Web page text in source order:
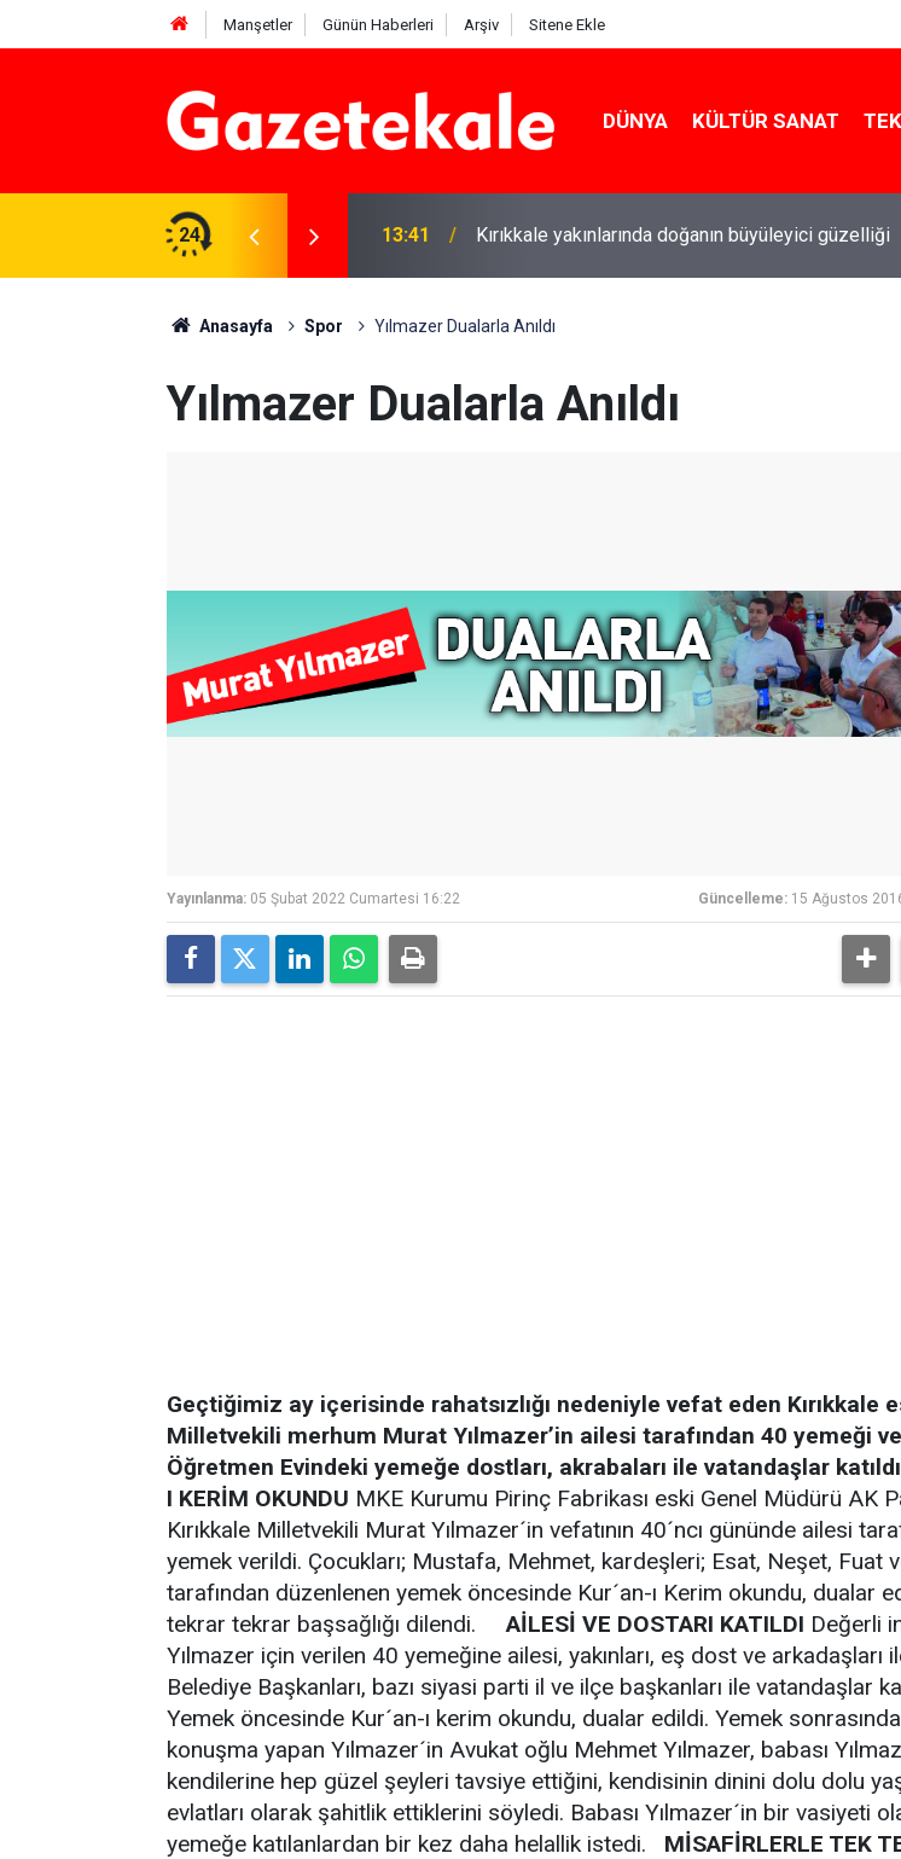
Manşetler Günün Haberleri Arşiv Sitene Ekle
DÜNYA KÜLTÜR SANAT
24
Çavdar başkan seçildi 13:41 Kırıkkale yakınlarında doğanın büyüleyici güzelliği
Anasayfa Spor Yılmazer Dualarla Anıldı
Yılmazer Dualarla Anıldı
Yayınlanma: 05 Şubat 2022 Cumartesi 16:22 Güncelleme: 15 Ağustos
Geçtiğimiz ay içerisinde rahatsızlığı nedeniyle vefat eden Kırıkkale
Milletvekili merhum Murat Yılmazer’in ailesi tarafından 40 yemeği
Öğretmen Evindeki yemeğe dostları, akrabaları ile vatandaşlar katıldı
I KERİM OKUNDU MKE Kurumu Pirinç Fabrikası eski Genel Müdürü AK
Kırıkkale Milletvekili Murat Yılmazer´in vefatının 40´ncı gününde ailesi
yemek verildi. Çocukları; Mustafa, Mehmet, kardeşleri; Esat, Neşet, Fuat
tarafından düzenlenen yemek öncesinde Kur´an-ı Kerim okundu, dualar
tekrar tekrar başsağlığı dilendi.AİLESİ VE DOSTARI KATILDI Değerli
Yılmazer için verilen 40 yemeğine ailesi, yakınları, eş dost ve arkadaşları
Belediye Başkanları, bazı siyasi parti il ve ilçe başkanları ile vatandaşlar
Yemek öncesinde Kur´an-ı kerim okundu, dualar edildi. Yemek
konuşma yapan Yılmazer´in Avukat oğlu Mehmet Yılmazer, babası
kendilerine hep güzel şeyleri tavsiye ettiğini, kendisinin dinini dolu dolu
evlatları olarak şahitlik ettiklerini söyledi. Babası Yılmazer´in bir vasiyeti
yemeğe katılanlardan bir kez daha helallik istedi. MİSAFİRLERLE TEK